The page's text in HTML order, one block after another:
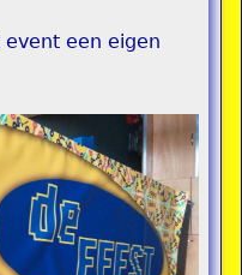
een eigen